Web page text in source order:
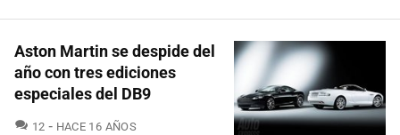
Aston Martin se despide del
año con tres ediciones
especiales del DB9
12 COMENTARIOS
HACE 16 AÑOS